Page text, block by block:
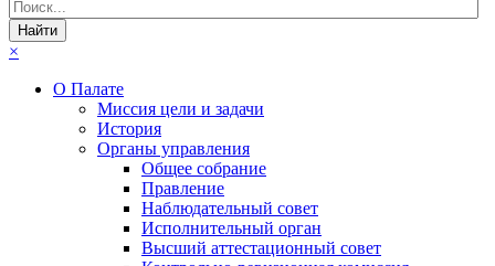
×
О Палате
Миссия цели и задачи
История
Органы управления
Общее собрание
Правление
Наблюдательный совет
Исполнительный орган
Высший аттестационный совет